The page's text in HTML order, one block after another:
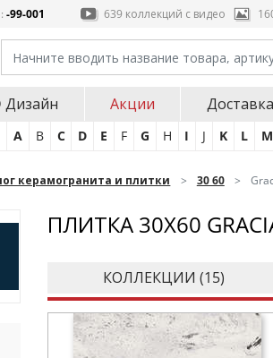
-99-001 639 коллекций с видео
Дизайн Акции
A B C D E F G H I J K L M
керамогранита и плитки 30 60
ПЛИТКА 30X60
КОЛЛЕКЦИИ (15)